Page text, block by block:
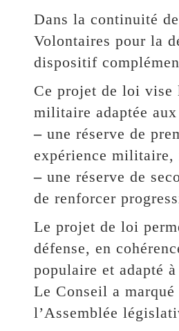
Dans la continuité
Volontaires pour la
dispositif
Ce projet de loi vise
militaire adaptée
–une réserve de
expérience militaire,
–une réserve de
de renforcer
Le projet de loi
défense, en
populaire et adapté
Le Conseil a
l’Assemblée